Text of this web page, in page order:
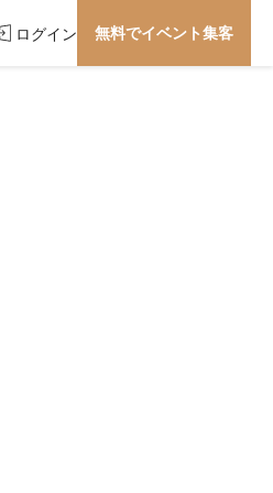
ログイン 無料でイベント集客